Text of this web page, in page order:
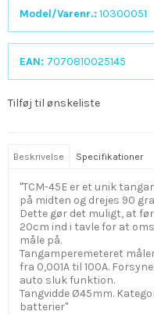
Model/Varenr.: 10300051
EAN: 7070810025145
Tilføj til ønskeliste
Beskrivelse Specifikationer
"TCM-45E er et unik
på midten og drejes 90
Dette gør det muligt, at
20cm ind i tavle for at
måle på.
Tangamperemeteret
fra 0,001A til 100A.
auto sluk funktion.
Tangvidde Ø45mm.
batterier"